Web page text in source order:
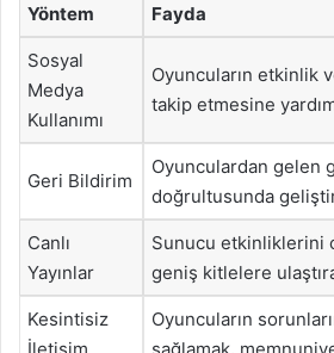
Yöntem Fayda
Sosyal
Medya
Kullanımı
Oyuncuların etkinlik
takip etmesine
Geri Bildirim
Oyunculardan gelen
doğrultusunda
Canlı
Yayınlar
Sunucu etkinliklerini
geniş kitlelere
Kesintisiz
İletişim
Oyuncuların
sağlamak,